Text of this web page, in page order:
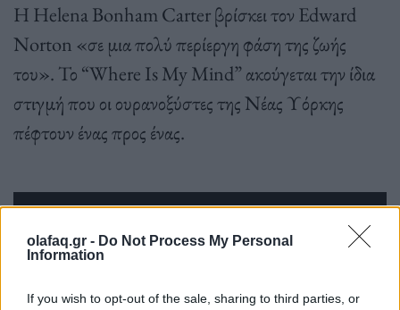
olafaq.gr - Do Not Process My Personal
Information
If you wish to opt-out of the sale, sharing to third parties, or
Η Helena Bonham Carter βρίσκει τον Edward
Norton «σε μια πολύ περίεργη φάση της ζωής
του». Το “Where Is My Mind” ακούγεται την ίδια
στιγμή που οι ουρανοξύστες της Νέας Υόρκης
πέφτουν ένας προς ένας.